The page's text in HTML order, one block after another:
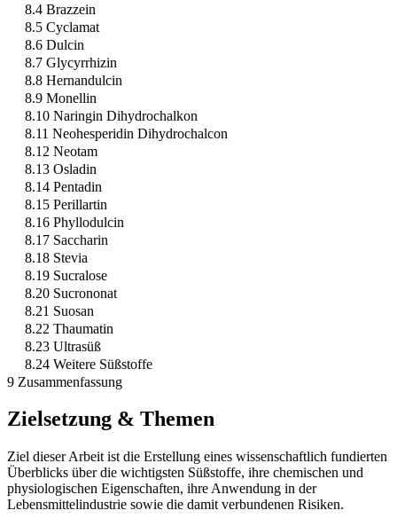
8.4 Brazzein
8.5 Cyclamat
8.6 Dulcin
8.7 Glycyrrhizin
8.8 Hernandulcin
8.9 Monellin
8.10 Naringin Dihydrochalkon
8.11 Neohesperidin Dihydrochalcon
8.12 Neotam
8.13 Osladin
8.14 Pentadin
8.15 Perillartin
8.16 Phyllodulcin
8.17 Saccharin
8.18 Stevia
8.19 Sucralose
8.20 Sucrononat
8.21 Suosan
8.22 Thaumatin
8.23 Ultrasüß
8.24 Weitere Süßstoffe
9 Zusammenfassung
Zielsetzung & Themen
Ziel dieser Arbeit ist die Erstellung eines wissenschaftlich fundierten
Überblicks über die wichtigsten Süßstoffe, ihre chemischen und
physiologischen Eigenschaften, ihre Anwendung in der
Lebensmittelindustrie sowie die damit verbundenen Risiken.